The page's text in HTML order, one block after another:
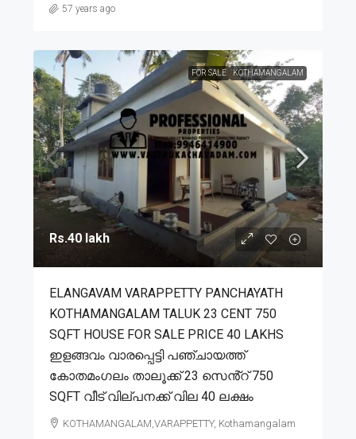
57 years ago
FOR SALE KOTHAMANGALAM
Rs.40 lakh
ELANGAVAM VARAPPETTY PANCHAYATH
KOTHAMANGALAM TALUK 23 CENT 750
SQFT HOUSE FOR SALE PRICE 40 LAKHS
ഇളങ്ങവം വാരപ്പെട്ടി പഞ്ചായത്ത്
കോതമംഗലം താലൂക്ക് 23 സെൻ്റ് 750
SQFT വീട് വില്പനക്ക് വില 40 ലക്ഷം
KOTHAMANGALAM,VARAPPETTY, Kothamangalam